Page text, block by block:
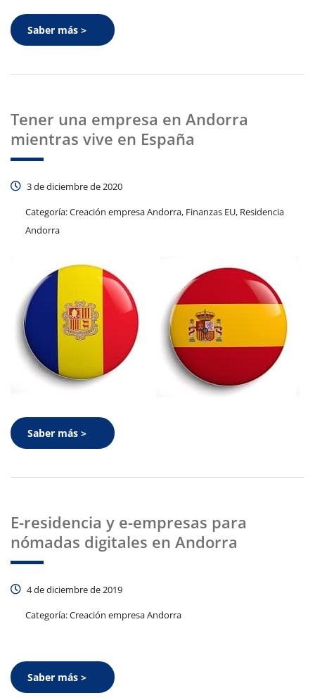
Saber más >
Tener una empresa en Andorra
mientras vive en España
3 de diciembre de 2020
Categoría:Creación empresa Andorra, Finanzas EU, Residencia
Andorra
Saber más >
E-residencia y e-empresas para
nómadas digitales en Andorra
4 de diciembre de 2019
Categoría:Creación empresa Andorra
Saber más >